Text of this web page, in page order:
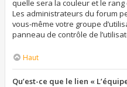
quelle sera la couleur et le
Les administrateurs du forum
vous-même votre groupe
panneau de contrôle de
Haut
Qu’est-ce que le lien «